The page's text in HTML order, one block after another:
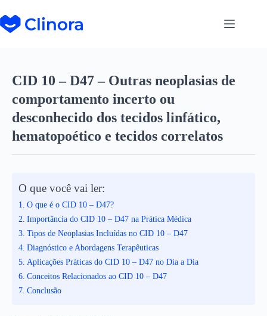
CID 10 – D47 – Outras neoplasias de
comportamento incerto ou
desconhecido dos tecidos linfático,
hematopoético e tecidos correlatos
O que você vai ler:
O que é o CID 10 – D47?
Importância do CID 10 – D47 na Prática Médica
Tipos de Neoplasias Incluídas no CID 10 – D47
Diagnóstico e Abordagens Terapêuticas
Aplicações Práticas do CID 10 – D47 no Dia a Dia
Conceitos Relacionados ao CID 10 – D47
Conclusão